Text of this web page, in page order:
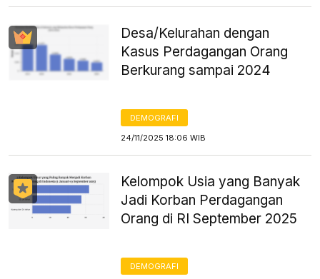
Desa/Kelurahan dengan
Kasus Perdagangan Orang
Berkurang sampai 2024
DEMOGRAFI
24/11/2025 18:06 WIB
Kelompok Usia yang Banyak
Jadi Korban Perdagangan
Orang di RI September 2025
DEMOGRAFI